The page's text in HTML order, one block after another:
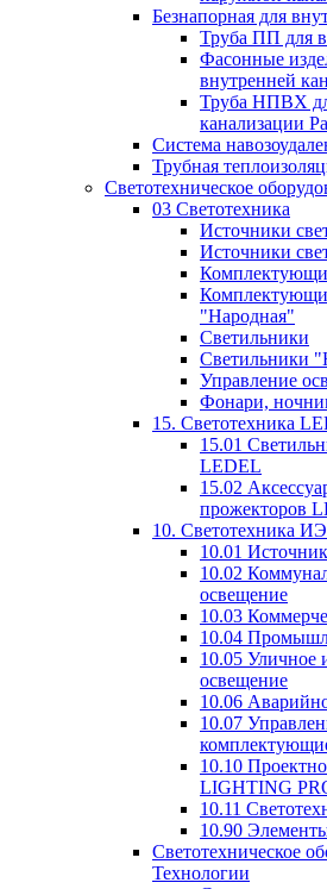
Безнапорная для
Труба ПП для
Фасонные
внутренней
Труба НПВХ
канализации
Система
Трубная
Светотехническое
03 Светотехника
Источники
Источники
"Народная"
Светильники
Светильники
Управление
Фонари,
15. Светотехника
15.01
LEDEL
15.02
прожекторов
10. Светотехника
10.01
10.02
освещение
10.03
10.04
10.05 Уличное
освещение
10.06
10.07
10.10
LIGHTING
10.11
10.90
Светотехническое
Технологии